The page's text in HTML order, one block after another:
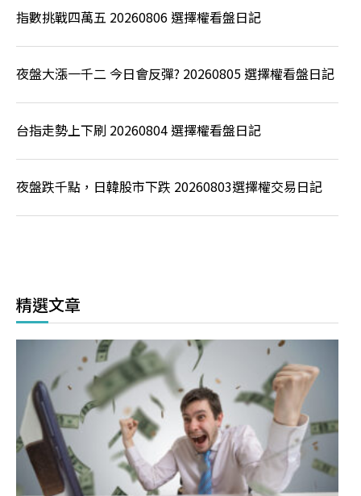
指數挑戰四萬五 20260806 選擇權看盤日記
夜盤大漲一千二 今日會反彈? 20260805 選擇權看盤日記
台指走勢上下刷 20260804 選擇權看盤日記
夜盤跌千點，日韓股市下跌 20260803選擇權交易日記
精選文章